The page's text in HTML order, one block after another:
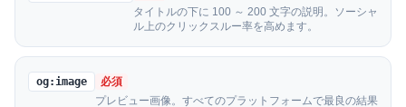
タイトルの下に 100 ～ 200 文字の説明。ソーシャ
ル上のクリックスルー率を高めます。
og:image
必須
プレビュー画像。すべてのプラットフォームで最良の結果